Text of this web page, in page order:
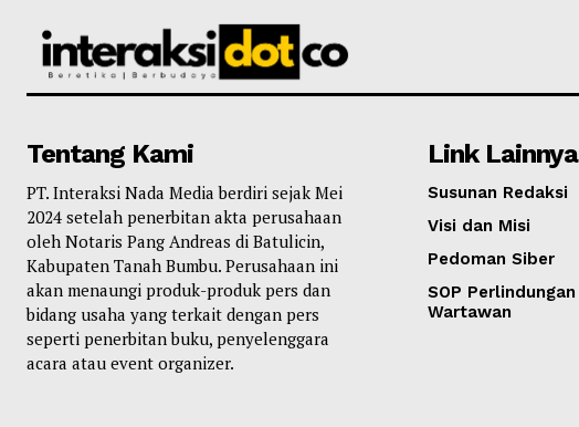
Tentang Kami
PT. Interaksi Nada Media berdiri sejak Mei
2024 setelah penerbitan akta perusahaan
oleh Notaris Pang Andreas di Batulicin,
Kabupaten Tanah Bumbu. Perusahaan ini
akan menaungi produk-produk pers dan
bidang usaha yang terkait dengan pers
seperti penerbitan buku, penyelenggara
acara atau event organizer.
Link Lainnya
Susunan Redaksi
Visi dan Misi
Pedoman Siber
SOP Perlindungan
Wartawan